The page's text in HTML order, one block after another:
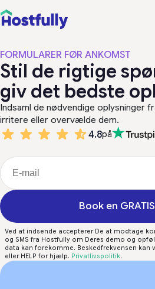
FORMULARER FØR ANKOMST
Stil de rigtige
giv det bedste
Indsaml de nødvendige oplysninger
irritere eller overvælde dem.
4.8på
Book en
Ved at indsende accepterer De at modtage
og SMS fra Hostfully om Deres demo og
data kan forekomme. Beskedfrekvensen kan
eller HELP for hjælp. Privatlivspolitik.